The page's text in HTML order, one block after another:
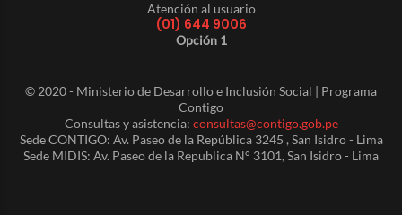
Atención al usuario
(01) 644 9006
Opción 1
© 2020 - Ministerio de Desarrollo e Inclusión Social | Programa
Contigo
Consultas y asistencia: consultas@contigo.gob.pe
Sede CONTIGO: Av. Paseo de la República 3245 , San Isidro - Lima
Sede MIDIS: Av. Paseo de la Republica N° 3101, San Isidro - Lima